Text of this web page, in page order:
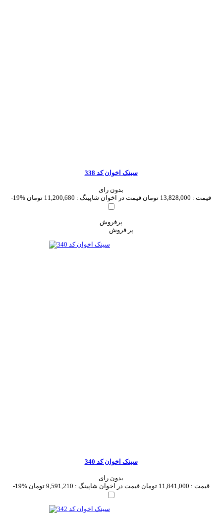
سینک اخوان کد 338
بدون رای
-19%
قیمت : 13,828,000 تومان قیمت در اخوان شاپینگ : 11,200,680 تومان
پرفروش
سینک اخوان کد 340
بدون رای
-19%
قیمت : 11,841,000 تومان قیمت در اخوان شاپینگ : 9,591,210 تومان